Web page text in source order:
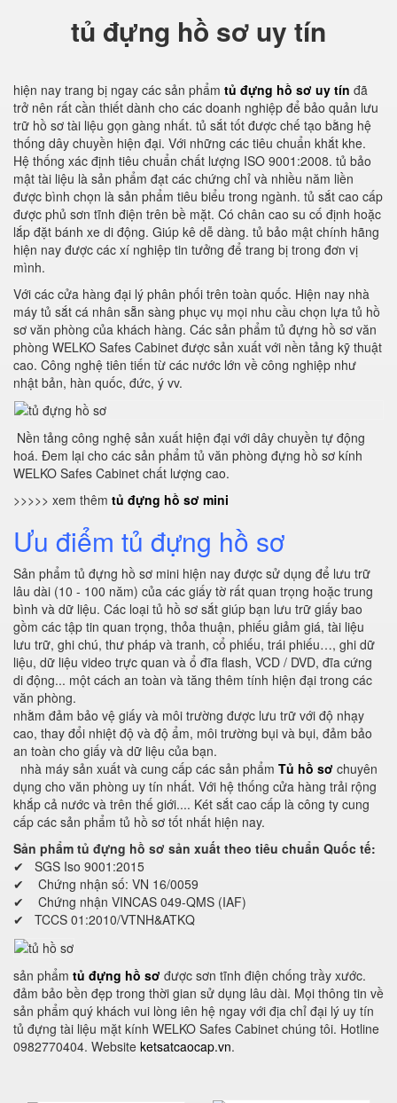
tủ đựng hồ sơ uy tín
hiện nay trang bị ngay các sản phẩm tủ đựng hồ sơ uy tín đã
trở nên rất cần thiết dành cho các doanh nghiệp để bảo quản lưu
trữ hồ sơ tài liệu gọn gàng nhất. tủ sắt tốt được chế tạo bằng hệ
thống dây chuyền hiện đại. Với những các tiêu chuẩn khắt khe.
Hệ thống xác định tiêu chuẩn chất lượng ISO 9001:2008. tủ bảo
mật tài liệu là sản phẩm đạt các chứng chỉ và nhiều năm liền
được bình chọn là sản phẩm tiêu biểu trong ngành. tủ sắt cao cấp
được phủ sơn tĩnh điện trên bề mặt. Có chân cao su cố định hoặc
lắp đặt bánh xe di động. Giúp kê dễ dàng. tủ bảo mật chính hãng
hiện nay được các xí nghiệp tin tưởng để trang bị trong đơn vị
mình.
Với các cửa hàng đại lý phân phối trên toàn quốc. Hiện nay nhà
máy tủ sắt cá nhân sẵn sàng phục vụ mọi nhu cầu chọn lựa tủ hồ
sơ văn phòng của khách hàng. Các sản phẩm tủ đựng hồ sơ văn
phòng WELKO Safes Cabinet được sản xuất với nền tảng kỹ thuật
cao. Công nghệ tiên tiến từ các nước lớn về công nghiệp như
nhật bản, hàn quốc, đức, ý vv.
Nền tảng công nghệ sản xuất hiện đại với dây chuyền tự động
hoá. Đem lại cho các sản phẩm tủ văn phòng đựng hồ sơ kính
WELKO Safes Cabinet chất lượng cao.
>>>>> xem thêm tủ đựng hồ sơ mini
Ưu điểm tủ đựng hồ sơ
Sản phẩm tủ đựng hồ sơ mini hiện nay được sử dụng để lưu trữ
lâu dài (10 - 100 năm) của các giấy tờ rất quan trọng hoặc trung
bình và dữ liệu. Các loại tủ hồ sơ sắt giúp bạn lưu trữ giấy bao
gồm các tập tin quan trọng, thỏa thuận, phiếu giảm giá, tài liệu
lưu trữ, ghi chú, thư pháp và tranh, cổ phiếu, trái phiếu…, ghi dữ
liệu, dữ liệu video trực quan và ổ đĩa flash, VCD / DVD, đĩa cứng
di động... một cách an toàn và tăng thêm tính hiện đại trong các
văn phòng.
nhằm đảm bảo vệ giấy và môi trường được lưu trữ với độ nhạy
cao, thay đổi nhiệt độ và độ ẩm, môi trường bụi và bụi, đảm bảo
an toàn cho giấy và dữ liệu của bạn.
nhà máy sản xuất và cung cấp các sản phẩm Tủ hồ sơ chuyên
dụng cho văn phòng uy tín nhất. Với hệ thống cửa hàng trải rộng
khắp cả nước và trên thế giới.... Két sắt cao cấp là công ty cung
cấp các sản phẩm tủ hồ sơ tốt nhất hiện nay.
Sản phẩm tủ đựng hồ sơ sản xuất theo tiêu chuẩn Quốc tế:
✔ SGS Iso 9001:2015
✔ Chứng nhận số: VN 16/0059
✔ Chứng nhận VINCAS 049-QMS (IAF)
✔ TCCS 01:2010/VTNH&ATKQ
sản phẩm tủ đựng hồ sơ được sơn tĩnh điện chống trầy xước.
đảm bảo bền đẹp trong thời gian sử dụng lâu dài. Mọi thông tin về
sản phẩm quý khách vui lòng iên hệ ngay với địa chỉ đại lý uy tín
tủ đựng tài liệu mặt kính WELKO Safes Cabinet chúng tôi. Hotline
0982770404. Website ketsatcaocap.vn.